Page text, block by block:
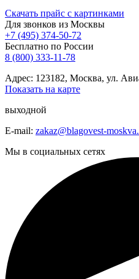
Скачать прайс с картинками
Для звонков из Москвы
+7 (495) 374-50-72
Бесплатно по России
8 (800) 333-11-78
Адрес: 123182, Москва, ул.
Показать на карте
выходной
E-mail: zakaz@blagovest-
Мы в социальных сетях